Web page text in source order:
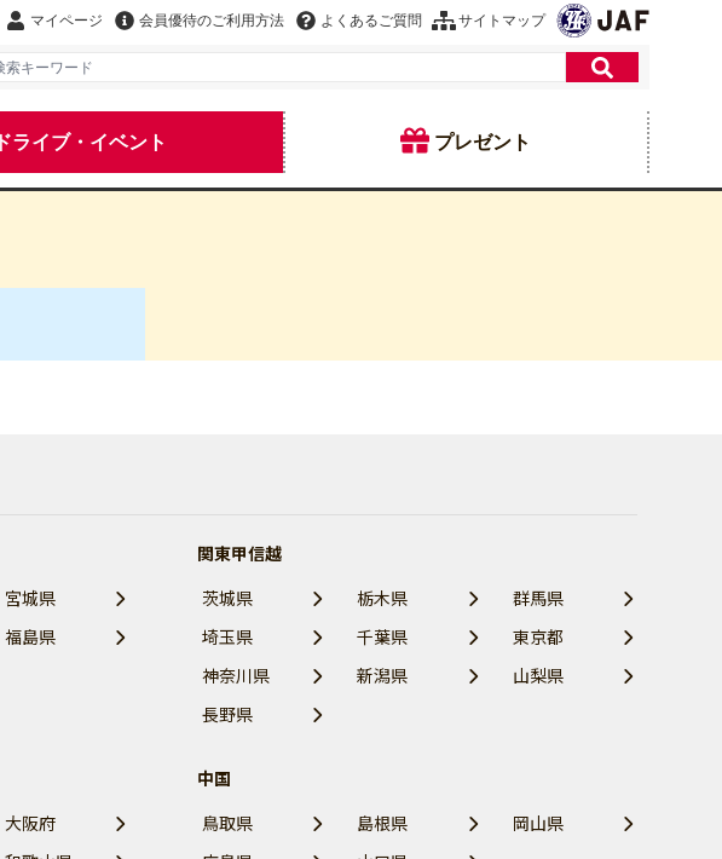
マイページ 会員優待のご利用方法 よくあるご質問 サイトマップ
ドライブ・イベント プレゼント
宮城県
福島県
関東甲信越
茨城県
栃木県
群馬県
埼玉県
千葉県
東京都
神奈川県
新潟県
山梨県
長野県
大阪府
中国
鳥取県
島根県
岡山県